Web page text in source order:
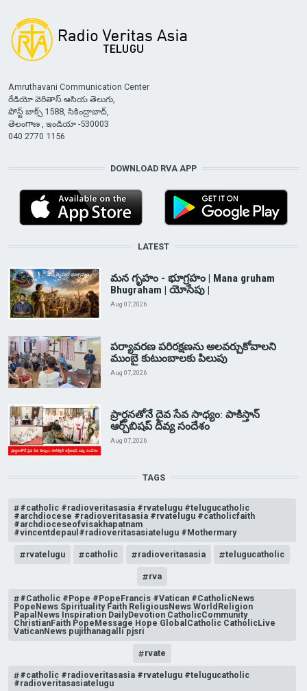
Amruthavani Communication Center
రేడియో వెరితాస్ ఆసియ తెలుగు,
పోస్ట్ బాక్స్ 1588, సికింద్రాబాద్,
తెలంగాణ , ఇండియా -530003
040 2770 1156
DOWNLOAD RVA APP
LATEST
మన గృహం - భూగ్రహం | Mana gruham
Bhugraham | యోసేపు |
Aug 07, 2026
పర్యావరణ పరిరక్షణను అలవర్చుకోవాలని
ముంబై కుటుంబాలకు పిలుపు
Aug 07, 2026
ప్రార్థనతోనే దైవ సేవ సాధ్యం: పాకిస్తాన్‌
ఆర్చ్‌బిషప్ దివ్య సందేశం
Aug 07, 2026
TAGS
#catholic #radioveritasasia #rvatelugu #telugucatholic
#archdiocese #radioveritasasia #rvatelugu #catholicfaith
#archdioceseofvisakhapatnam
#vincentdepaul#radioveritasasiatelugu #Mothermary
rvatelugu catholic radioveritasasia telugucatholic
rva
#Catholic #Pope #PopeFrancis #Vatican #CatholicNews
PopeNews Spirituality Faith ReligiousNews WorldReligion
PapalNews Inspiration DailyDevotion CatholicCommunity
ChristianFaith PopeMessage Hope GlobalCatholic CatholicLive
VaticanNews pujithanagalli pjsri
rvate
#catholic #radioveritasasia #rvatelugu #telugucatholic
#radioveritasasiatelugu